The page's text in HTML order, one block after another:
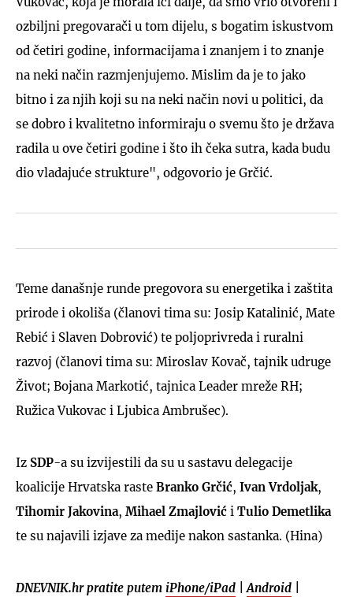
ozbiljni pregovarači u tom dijelu, s bogatim iskustvom
od četiri godine, informacijama i znanjem i to znanje
na neki način razmjenjujemo. Mislim da je to jako
bitno i za njih koji su na neki način novi u politici, da
se dobro i kvalitetno informiraju o svemu što je država
radila u ove četiri godine i što ih čeka sutra, kada budu
dio vladajuće strukture", odgovorio je Grčić.
Teme današnje runde pregovora su energetika i zaštita
prirode i okoliša (članovi tima su: Josip Katalinić, Mate
Rebić i Slaven Dobrović) te poljoprivreda i ruralni
razvoj (članovi tima su: Miroslav Kovač, tajnik udruge
Život; Bojana Markotić, tajnica Leader mreže RH;
Ružica Vukovac i Ljubica Ambrušec).
Iz SDP-a su izvijestili da su u sastavu delegacije
koalicije Hrvatska raste Branko Grčić, Ivan Vrdoljak,
Tihomir Jakovina, Mihael Zmajlović i Tulio Demetlika
te su najavili izjave za medije nakon sastanka. (Hina)
DNEVNIK.hr pratite putem iPhone/iPad Android